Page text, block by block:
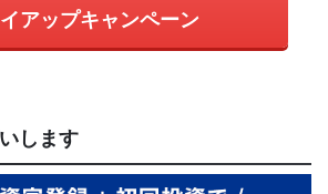
アップキャンペーン
します